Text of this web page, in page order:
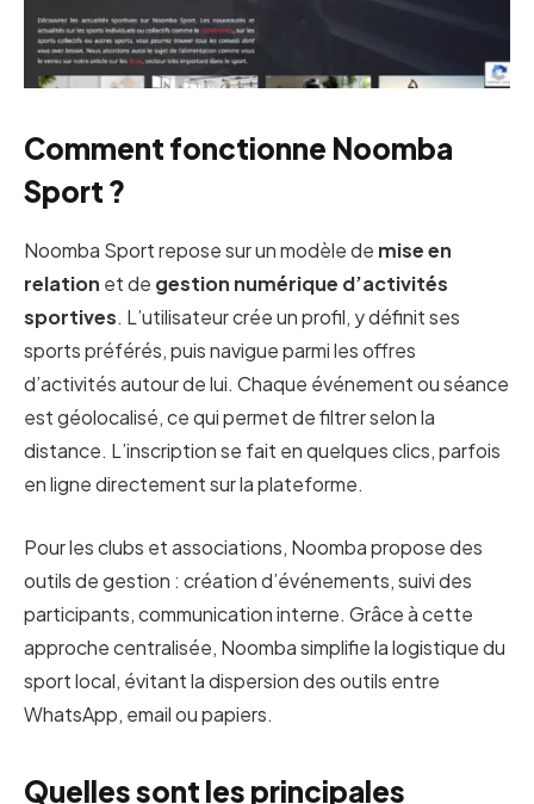
Comment fonctionne Noomba
Sport ?
Noomba Sport repose sur un modèle de mise en
relation et de gestion numérique d’activités
sportives. L’utilisateur crée un profil, y définit ses
sports préférés, puis navigue parmi les offres
d’activités autour de lui. Chaque événement ou séance
est géolocalisé, ce qui permet de filtrer selon la
distance. L’inscription se fait en quelques clics, parfois
en ligne directement sur la plateforme.
Pour les clubs et associations, Noomba propose des
outils de gestion : création d’événements, suivi des
participants, communication interne. Grâce à cette
approche centralisée, Noomba simplifie la logistique du
sport local, évitant la dispersion des outils entre
WhatsApp, email ou papiers.
Quelles sont les principales